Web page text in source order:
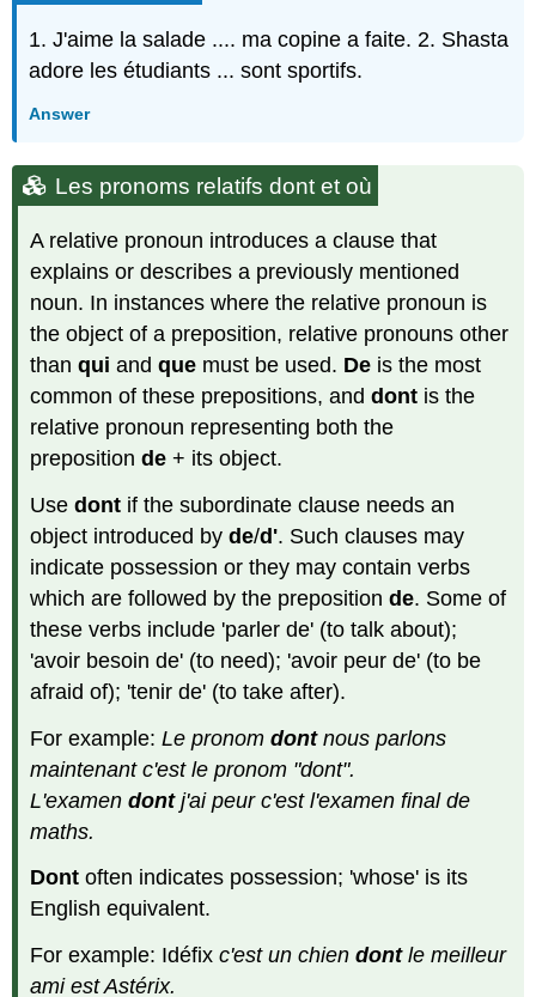
1. J'aime la salade .... ma copine a faite. 2. Shasta
adore les étudiants ... sont sportifs.
Answer
Les pronoms relatifs dont et où
A relative pronoun introduces a clause that
explains or describes a previously mentioned
noun. In instances where the relative pronoun is
the object of a preposition, relative pronouns other
thanqui andque must be used. De is the most
common of these prepositions, anddont is the
relative pronoun representing both the
prepositionde + its object.
Usedont if the subordinate clause needs an
object introduced byde/d'. Such clauses may
indicate possession or they may contain verbs
which are followed by the prepositionde. Some of
these verbs include 'parler de' (to talk about);
'avoir besoin de' (to need); 'avoir peur de' (to be
afraid of); 'tenir de' (to take after).
For example:Le pronomdontnous parlons
maintenant c'est le pronom "dont".
L'examen dontj'ai peur c'est l'examen final de
maths.
Dont often indicates possession; 'whose' is its
English equivalent.
For example: Idéfix c'est un chien dontle meilleur
ami est Astérix.